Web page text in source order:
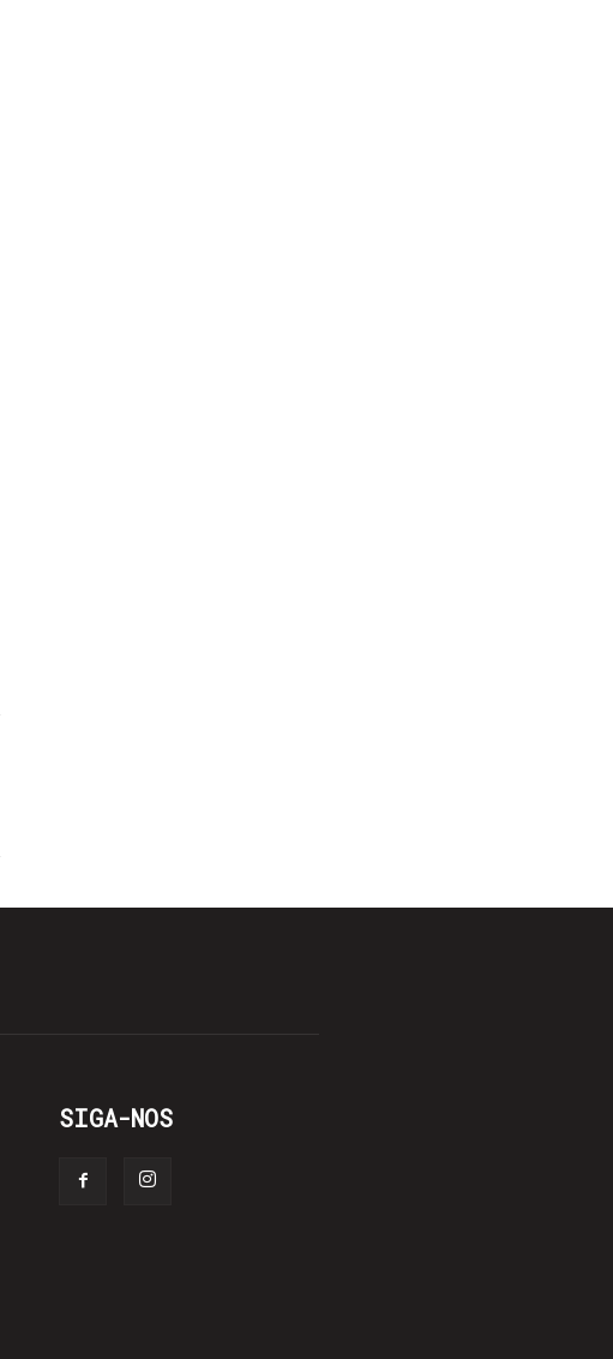
SIGA-NOS